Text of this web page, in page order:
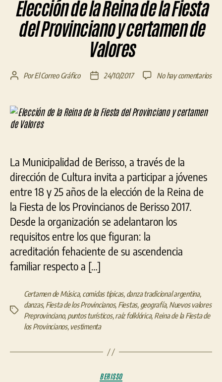
Elección de la Reina de la Fiesta
del Provinciano y certamen de
Valores
Autor
entrada
PorEl Correo Gráfico
Fecha
entrada
24/10/2017 No hay comentariosen
La Municipalidad de Berisso, a través de la
dirección de Cultura invita a participar a jóvenes
entre 18 y 25 años de la elección de la Reina de
la Fiesta de los Provincianos de Berisso 2017.
Desde la organización se adelantaron los
requisitos entre los que figuran: la
acreditación fehaciente de su ascendencia
familiar respecto a […]
Etiquetas
Certamen de Música, comidas típicas, danza tradicional argentina,
danzas, Fiesta de los Provincianos, Fiestas, geografía, Nuevos valores
Preprovinciano, puntos turísticos,raíz folklórica, Reina de la Fiesta de
los Provincianos, vestimenta
Categorías
BERISSO